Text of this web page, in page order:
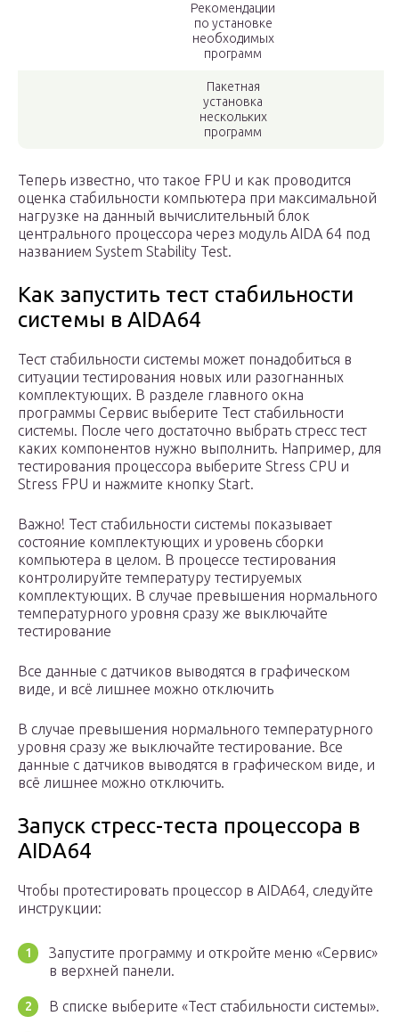
Рекомендации
по установке
необходимых
программ
Пакетная
установка
нескольких
программ
Теперь известно, что такое FPU и как проводится
оценка стабильности компьютера при максимальной
нагрузке на данный вычислительный блок
центрального процессора через модуль AIDA 64 под
названием System Stability Test.
Как запустить тест стабильности
системы в AIDA64
Тест стабильности системы может понадобиться в
ситуации тестирования новых или разогнанных
комплектующих. В разделе главного окна
программы Сервис выберите Тест стабильности
системы. После чего достаточно выбрать стресс тест
каких компонентов нужно выполнить. Например, для
тестирования процессора выберите Stress CPU и
Stress FPU и нажмите кнопку Start.
Важно! Тест стабильности системы показывает
состояние комплектующих и уровень сборки
компьютера в целом. В процессе тестирования
контролируйте температуру тестируемых
комплектующих. В случае превышения нормального
температурного уровня сразу же выключайте
тестирование
Все данные с датчиков выводятся в графическом
виде, и всё лишнее можно отключить
В случае превышения нормального температурного
уровня сразу же выключайте тестирование. Все
данные с датчиков выводятся в графическом виде, и
всё лишнее можно отключить.
Запуск стресс-теста процессора в
AIDA64
Чтобы протестировать процессор в AIDA64, следуйте
инструкции:
Запустите программу и откройте меню «Сервис»
в верхней панели.
В списке выберите «Тест стабильности системы».